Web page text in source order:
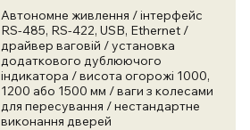
Автономне живлення / інтерфейс
RS-485, RS-422, USB, Ethernet /
драйвер ваговій / установка
додаткового дублюючого
індикатора / висота огорожі 1000,
1200 або 1500 мм / ваги з колесами
для пересування / нестандартне
виконання дверей